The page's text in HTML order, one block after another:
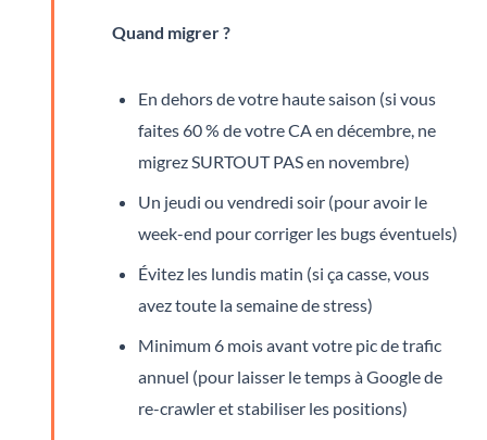
Quand migrer ?
En dehors de votre haute saison (si vous
faites 60 % de votre CA en décembre, ne
migrez SURTOUT PAS en novembre)
Un jeudi ou vendredi soir (pour avoir le
week-end pour corriger les bugs éventuels)
Évitez les lundis matin (si ça casse, vous
avez toute la semaine de stress)
Minimum 6 mois avant votre pic de trafic
annuel (pour laisser le temps à Google de
re-crawler et stabiliser les positions)